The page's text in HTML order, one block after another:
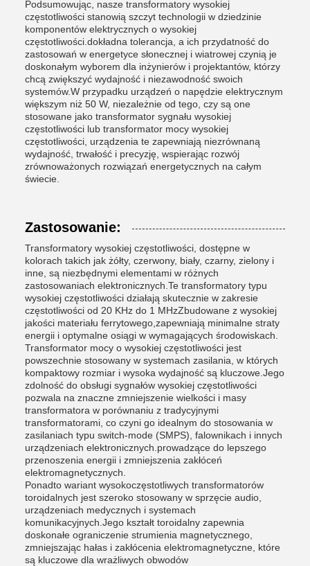
Podsumowując, nasze transformatory wysokiej
częstotliwości stanowią szczyt technologii w dziedzinie
komponentów elektrycznych o wysokiej
częstotliwości.dokładna tolerancja, a ich przydatność do
zastosowań w energetyce słonecznej i wiatrowej czynią je
doskonałym wyborem dla inżynierów i projektantów, którzy
chcą zwiększyć wydajność i niezawodność swoich
systemów.W przypadku urządzeń o napędzie elektrycznym
większym niż 50 W, niezależnie od tego, czy są one
stosowane jako transformator sygnału wysokiej
częstotliwości lub transformator mocy wysokiej
częstotliwości, urządzenia te zapewniają niezrównaną
wydajność, trwałość i precyzję, wspierając rozwój
zrównoważonych rozwiązań energetycznych na całym
świecie.
Zastosowanie:
Transformatory wysokiej częstotliwości, dostępne w
kolorach takich jak żółty, czerwony, biały, czarny, zielony i
inne, są niezbędnymi elementami w różnych
zastosowaniach elektronicznych.Te transformatory typu
wysokiej częstotliwości działają skutecznie w zakresie
częstotliwości od 20 KHz do 1 MHzZbudowane z wysokiej
jakości materiału ferrytowego,zapewniają minimalne straty
energii i optymalne osiągi w wymagających środowiskach.
Transformator mocy o wysokiej częstotliwości jest
powszechnie stosowany w systemach zasilania, w których
kompaktowy rozmiar i wysoka wydajność są kluczowe.Jego
zdolność do obsługi sygnałów wysokiej częstotliwości
pozwala na znaczne zmniejszenie wielkości i masy
transformatora w porównaniu z tradycyjnymi
transformatorami, co czyni go idealnym do stosowania w
zasilaniach typu switch-mode (SMPS), falownikach i innych
urządzeniach elektronicznych.prowadzące do lepszego
przenoszenia energii i zmniejszenia zakłóceń
elektromagnetycznych.
Ponadto wariant wysokoczęstotliwych transformatorów
toroidalnych jest szeroko stosowany w sprzęcie audio,
urządzeniach medycznych i systemach
komunikacyjnych.Jego kształt toroidalny zapewnia
doskonałe ograniczenie strumienia magnetycznego,
zmniejszając hałas i zakłócenia elektromagnetyczne, które
są kluczowe dla wrażliwych obwodów